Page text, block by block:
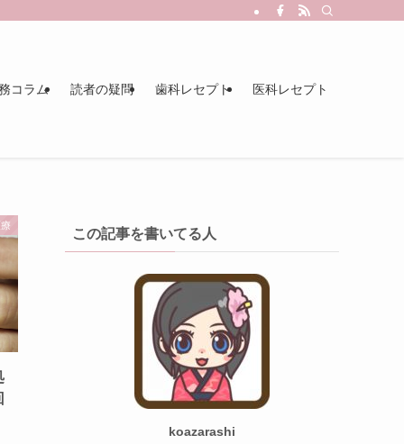
コラム 読者の疑問 歯科レセプト 医科レセプト
この記事を書いてる人
koazarashi